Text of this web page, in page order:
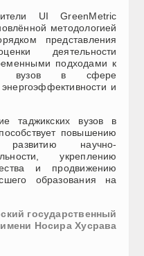
UI GreenMetric
методологией
представления
деятельности
подходами к
вузов в сфере
энергоэффективности и
таджикских вузов в
повышению
развитию научно-
укреплению
и продвижению
образования на
государственный
Носира Хусрава